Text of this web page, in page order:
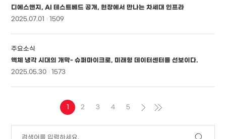
디에스앤지, AI 테스트베드 공개, 현장에서 만나는 차세대 인프라
2025.07.01
1509
주요소식
액체 냉각 시대의 개막- 슈퍼마이크로, 미래형 데이터센터를 선보이다.
2025.05.30
1573
1 2 3 4 5